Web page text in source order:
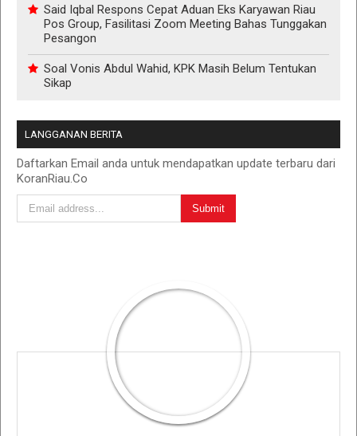
Said Iqbal Respons Cepat Aduan Eks Karyawan Riau
Pos Group, Fasilitasi Zoom Meeting Bahas Tunggakan
Pesangon
Soal Vonis Abdul Wahid, KPK Masih Belum Tentukan
Sikap
LANGGANAN BERITA
Daftarkan Email anda untuk mendapatkan update terbaru dari
KoranRiau.Co